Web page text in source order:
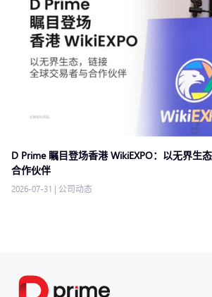
D Prime 瞩目登场香港 WikiEXPO：以无界生
合作伙伴
2026-07-31 | 公司动态